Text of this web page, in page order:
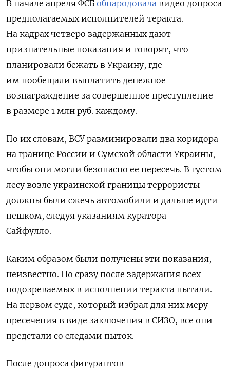
В начале апреля ФСБ обнародовала видео допроса
предполагаемых исполнителей теракта.
На кадрах четверо задержанных дают
признательные показания и говорят, что
планировали бежать в Украину, где
им пообещали выплатить денежное
вознаграждение за совершенное преступление
в размере 1 млн руб. каждому.
По их словам, ВСУ разминировали два коридора
на границе России и Сумской области Украины,
чтобы они могли безопасно ее пересечь. В густом
лесу возле украинской границы террористы
должны были сжечь автомобили и дальше идти
пешком, следуя указаниям куратора —
Сайфулло.
Каким образом были получены эти показания,
неизвестно. Но сразу после задержания всех
подозреваемых в исполнении теракта пытали.
На первом суде, который избрал для них меру
пресечения в виде заключения в СИЗО, все они
предстали со следами пыток.
После допроса фигурантов